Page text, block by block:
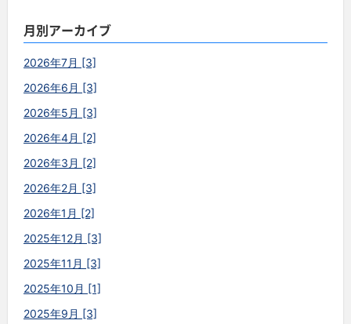
月別アーカイブ
2026年7月 [3]
2026年6月 [3]
2026年5月 [3]
2026年4月 [2]
2026年3月 [2]
2026年2月 [3]
2026年1月 [2]
2025年12月 [3]
2025年11月 [3]
2025年10月 [1]
2025年9月 [3]